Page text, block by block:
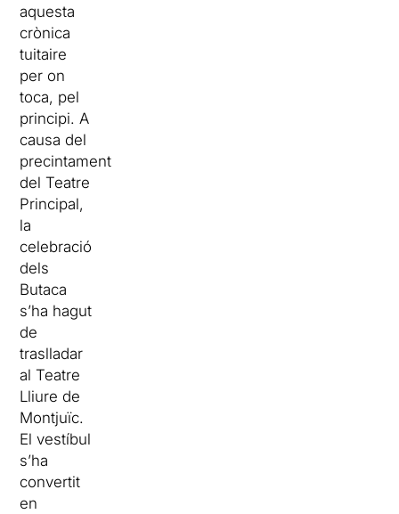
aquesta
crònica
tuitaire
per on
toca, pel
principi. A
causa del
precintament
del Teatre
Principal,
la
celebració
dels
Butaca
s’ha hagut
de
traslladar
al Teatre
Lliure de
Montjuïc.
El vestíbul
s’ha
convertit
en